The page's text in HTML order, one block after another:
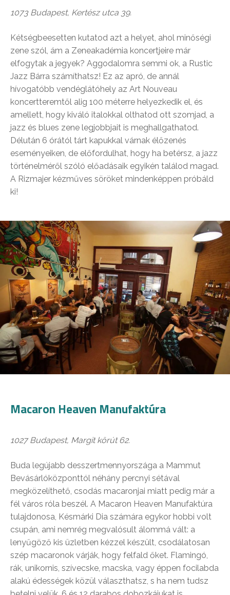
1073 Budapest, Kertész utca 39.
Kétségbeesetten kutatod azt a helyet, ahol minőségi
zene szól, ám a Zeneakadémia koncertjeire már
elfogytak a jegyek? Aggodalomra semmi ok, a Rustic
Jazz Bárra számíthatsz! Ez az apró, de annál
hívogatóbb vendéglátóhely az Art Nouveau
koncertteremtől alig 100 méterre helyezkedik el, és
amellett, hogy kiváló italokkal olthatod ott szomjad, a
jazz és blues zene legjobbjait is meghallgathatod.
Délután 6 órától tárt kapukkal várnak élőzenés
eseményeiken, de előfordulhat, hogy ha betérsz, a jazz
történelméről szóló előadásaik egyikén találod magad.
A Rizmajer kézműves söröket mindenképpen próbáld
ki!
Macaron Heaven Manufaktúra
1027 Budapest, Margit körút 62.
Buda legújabb desszertmennyországa a Mammut
Bevásárlóközponttól néhány percnyi sétával
megközelíthető, csodás macaronjai miatt pedig már a
fél város róla beszél. A Macaron Heaven Manufaktúra
tulajdonosa, Késmárki Dia számára egykor hobbi volt
csupán, ami nemrég megvalósult álommá vált: a
lenyűgöző kis üzletben kézzel készült, csodálatosan
szép macaronok várják, hogy felfald őket. Flamingó,
rák, unikornis, szívecske, macska, vagy éppen focilabda
alakú édességek közül választhatsz, s ha nem tudsz